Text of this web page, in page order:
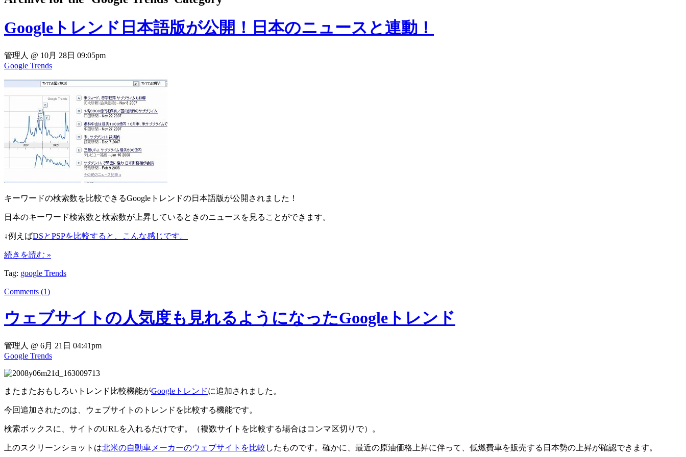
Googleトレンド日本語版が公開！日本のニュースと連動！
管理人 @ 10月 28日 09:05pm
Google Trends
キーワードの検索数を比較できるGoogleトレンドの日本語版が公開されました！
日本のキーワード検索数と検索数が上昇しているときのニュースを見ることができます。
↓例えばDSとPSPを比較すると、こんな感じです。
続きを読む »
Tag: google Trends
Comments (1)
ウェブサイトの人気度も見れるようになったGoogleトレンド
管理人 @ 6月 21日 04:41pm
Google Trends
またまたおもしろいトレンド比較機能がGoogleトレンドに追加されました。
今回追加されたのは、ウェブサイトのトレンドを比較する機能です。
検索ボックスに、サイトのURLを入れるだけです。（複数サイトを比較する場合はコンマ区切りで）。
上のスクリーンショットは北米の自動車メーカーのウェブサイトを比較 したものです。確かに、最近の原油価格上昇に伴って、低燃費車を販売する日本勢の上昇が確認できます。